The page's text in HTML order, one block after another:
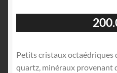
Petits cristaux octaédriques
quartz, minéraux provenant